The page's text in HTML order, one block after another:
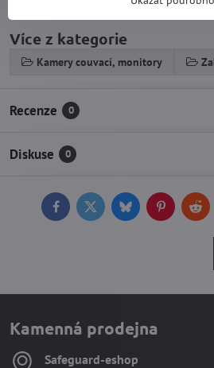
1x 5 m video kabel s RCA konektory
Více z kategorie
Kamery couvací, monitory
Recenze 0
Diskuse 0
FacebookTwitterBlueskyPinterest
Kamenná prodejna
Safeguard-eshop